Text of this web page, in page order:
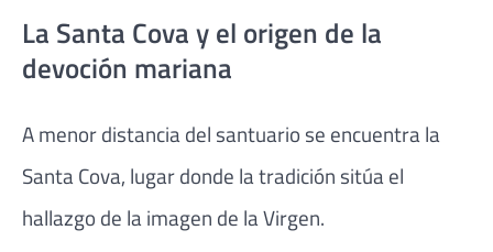
La Santa Cova y el origen de la
devoción mariana
A menor distancia del santuario se encuentra la
Santa Cova, lugar donde la tradición sitúa el
hallazgo de la imagen de la Virgen.